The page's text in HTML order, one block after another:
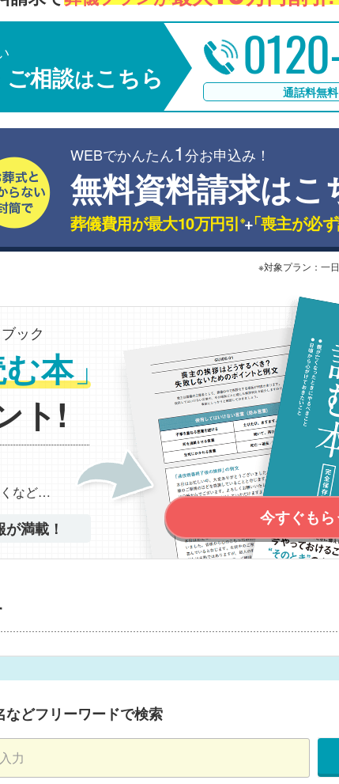
ご相談はこちら 通話料無
WEBでかんたん1分お申込み！
無料資料請求はこ
葬儀費用が最大10万円引 ※+
「喪主が必
※対象プラン：一
ック
本 」
ト!
など…
満載！
今すぐもら
どフリーワードで検索